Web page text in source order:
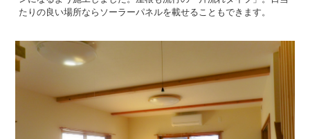
たりの良い場所ならソーラーパネルを載せることもできます。